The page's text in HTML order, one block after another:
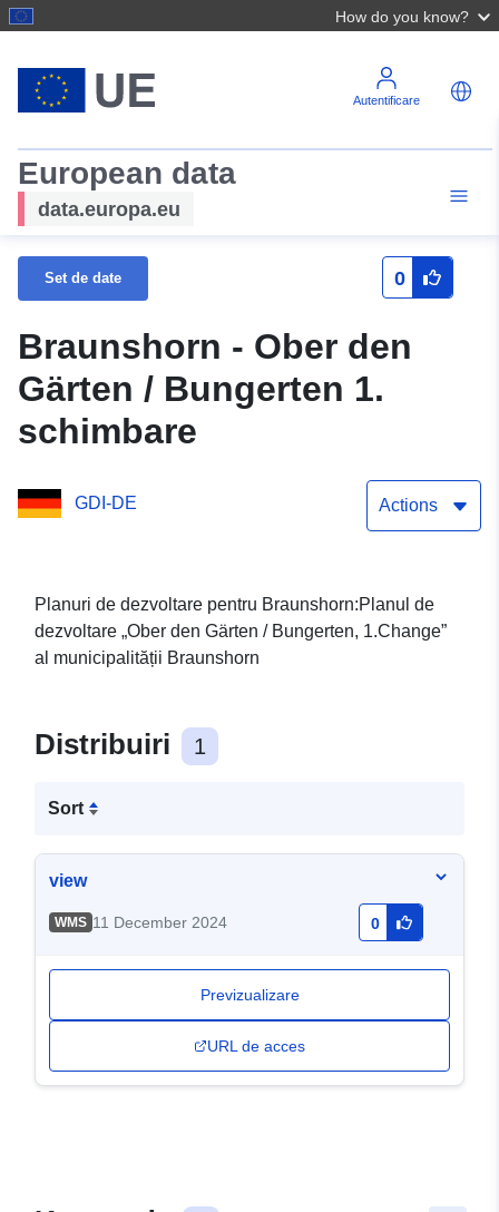
How do you know?
Autentificare
European data
data.europa.eu
Set de date 0
Braunshorn - Ober den
Gärten / Bungerten 1.
schimbare
GDI-DE Actions
Planuri de dezvoltare pentru Braunshorn:Planul de
dezvoltare „Ober den Gärten / Bungerten, 1.Change”
al municipalității Braunshorn
Distribuiri 1
Sort
view
WMS 11 December 2024 0
Previzualizare
URL de acces